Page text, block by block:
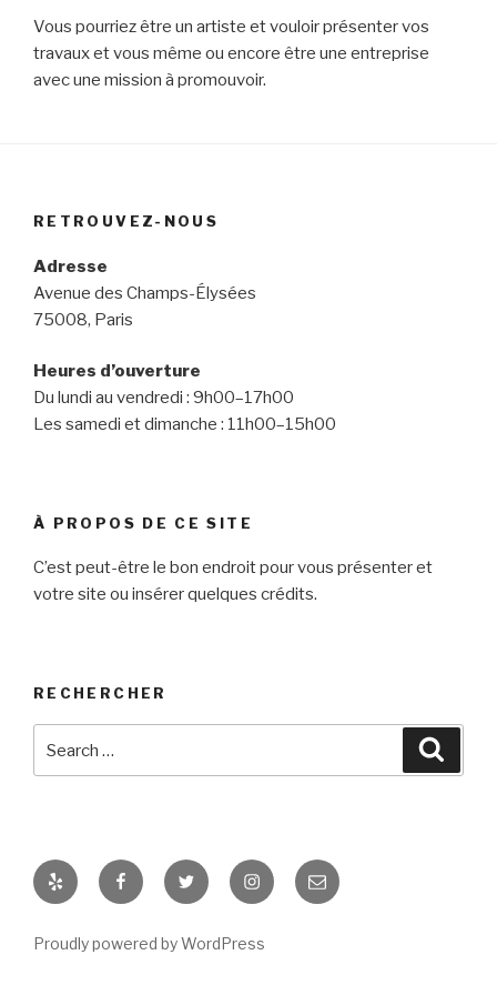
Vous pourriez être un artiste et vouloir présenter vos
travaux et vous même ou encore être une entreprise
avec une mission à promouvoir.
RETROUVEZ-NOUS
Adresse
Avenue des Champs-Élysées
75008, Paris
Heures d’ouverture
Du lundi au vendredi : 9h00–17h00
Les samedi et dimanche : 11h00–15h00
À PROPOS DE CE SITE
C’est peut-être le bon endroit pour vous présenter et
votre site ou insérer quelques crédits.
RECHERCHER
Yelp FacebookTwitter Instagram
E-
mail
Proudly powered by WordPress